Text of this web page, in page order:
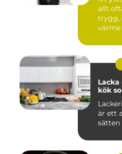
allt
trygg,
värme
kök
är ett
sätten